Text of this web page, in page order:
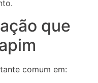
que
comum em: